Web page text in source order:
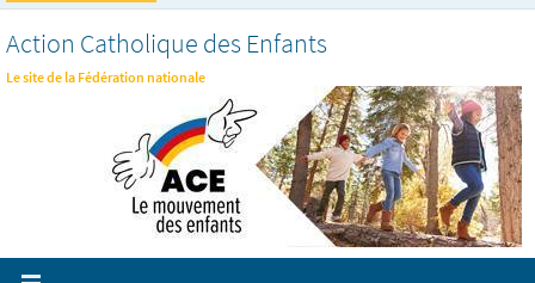
Action Catholique des Enfants
Le site de la Fédération nationale